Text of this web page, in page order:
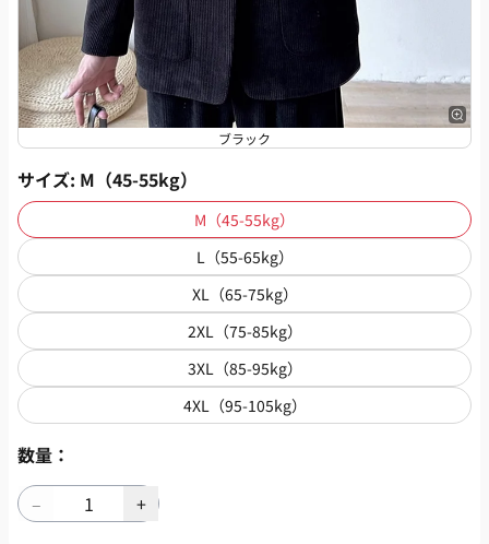
ブラック
サイズ: M（45-55kg）
M（45-55kg）
L（55-65kg）
XL（65-75kg）
2XL（75-85kg）
3XL（85-95kg）
4XL（95-105kg）
数量：